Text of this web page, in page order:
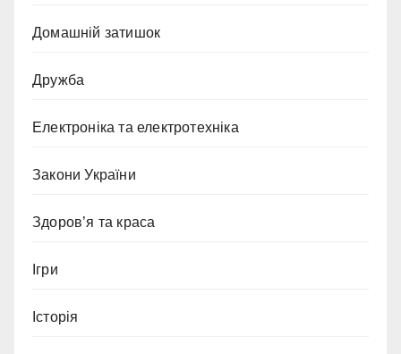
Домашній затишок
Дружба
Електроніка та електротехніка
Закони України
Здоров’я та краса
Ігри
Історія